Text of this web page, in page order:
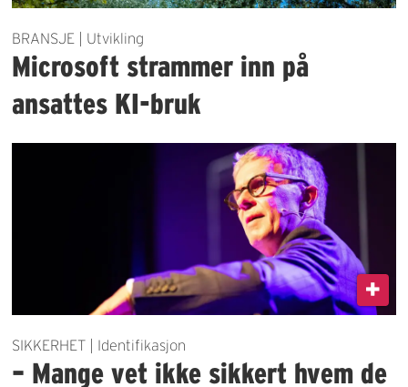
BRANSJE | Utvikling
Microsoft strammer inn på
ansattes KI-bruk
SIKKERHET | Identifikasjon
– Mange vet ikke sikkert hvem de